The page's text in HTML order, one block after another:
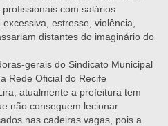
com salários
estresse, violência,
distantes do imaginário do
gerais do Sindicato Municipal
Rede Oficial do Recife
atualmente a prefeitura tem
não conseguem lecionar
nas cadeiras vagas, pois a